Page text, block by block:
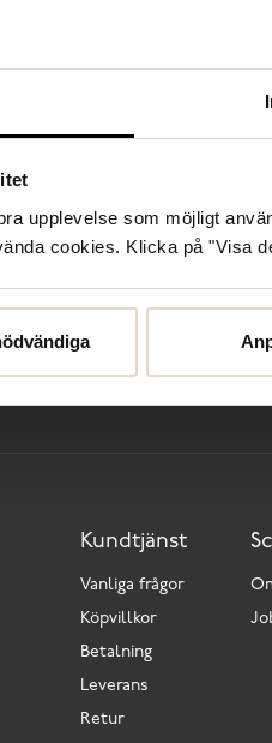
upplevelse som möjligt
cookies. Klicka på "Visa
och mer eleganta
och modeller som passar
sandaletter hos Scorett
hittar du ett stort utbud av
ett par bekväma och stiliga låga
Kundtjänst
Vanliga frågor
Köpvillkor
Betalning
Leverans
Retur